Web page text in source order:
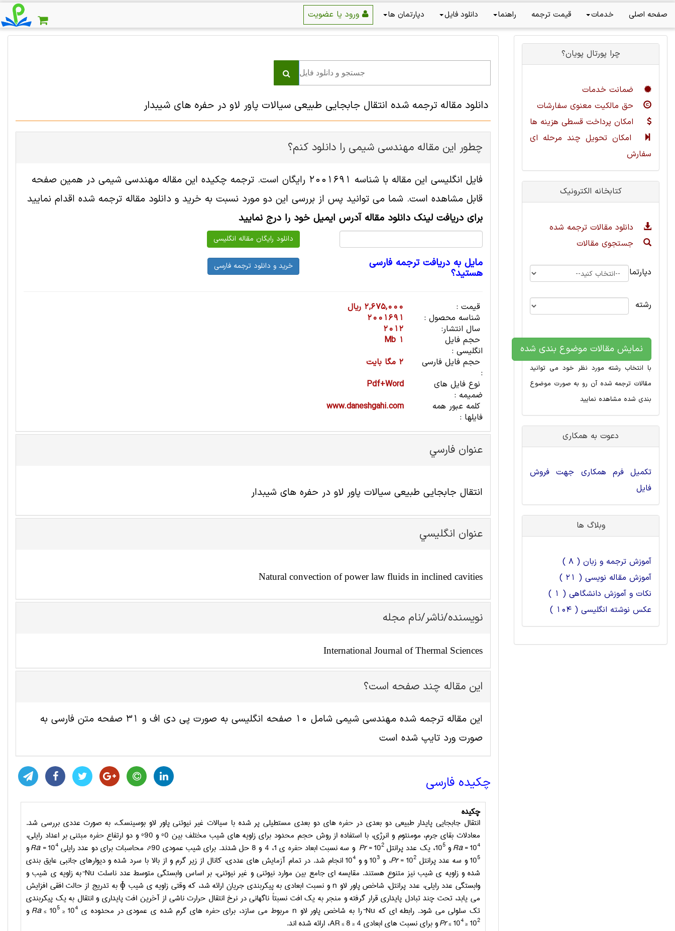
صفحه اصلی خدمات قیمت ترجمه راهنما دانلود فایل دپارتمان ها
دانلود مقاله ترجمه شده انتقال جابجایی طبیعی سیالات پاور لاو در حفره های شیبدار
چطور این مقاله مهندسی شیمی را دانلود کنم؟
فایل انگلیسی این مقاله با شناسه 2001691 رایگان است. ترجمه چکیده این مقاله مهندسی شیمی در همین صفحه
قابل مشاهده است. شما می توانید پس از بررسی این دو مورد نسبت به خرید و دانلود مقاله ترجمه شده اقدام نمایید
برای دریافت لینک دانلود مقاله آدرس ایمیل خود را درج نمایید
مایل به دریافت ترجمه فارسی
هستید؟
قیمت :
2,675,000 ریال
شناسه محصول :
2001691
سال انتشار:
2012
حجم فایل
انگلیسی :
1 Mb
حجم فایل فارسی
:
2 مگا بایت
نوع فایل های
ضمیمه :
Pdf+Word
کلمه عبور همه
فایلها :
www.daneshgahi.com
عنوان فارسي
انتقال جابجایی طبیعی سیالات پاور لاو در حفره های شیبدار
عنوان انگليسي
Natural convection of power law fluids in inclined cavities
نویسنده/ناشر/نام مجله
International Journal of Thermal Sciences
این مقاله چند صفحه است؟
این مقاله ترجمه شده مهندسی شیمی شامل 10 صفحه انگلیسی به صورت پی دی اف و 31 صفحه متن فارسی به
صورت ورد تایپ شده است
چکیده فارسی
چکیده
انتقال جابجایی پایدار طبیعی دو بعدی در حفرههای دو بعدی مستطیلی پر شده با سیالات غیر نیوتنی پاور لاو بوسینسک، به صورت عددی بررسی شد.
معادلات بقای جرم، مومنتوم و انرژی، با استفاده از روش حجم محدود برای زاویه های شیب مختلف بین 0° و 90° و دو ارتفاع حفرهمبتنی بر اعداد رایلی،
Ra= 104 و 105 ، یک عدد پرانتل Pr= 102 و سه نسبت ابعادحفره ی 1، 4 و 8 حل شدند. برای شیب عمودی 90° ، محاسبات برای دو عدد رایلی Ra= 104
و
105 و سه عدد پرانتل Pr= 102 ، و 103 و و 104
انجام شد. در تمام آزمایش های عددی، کانال از زیر گرم و از بالا با سرد شده و دیوارهای جانبی عایق بندی
شده و زاویه ی شیب نیز متنوع هستند. مقایسه ای جامع بین موارد نیوتنی و غیر نیوتنی، بر اساس وابستگی متوسط عدد ناسلت Nu¯ به زاویه ی شیب و
وابستگی عدد رایلی، عدد پرانتل، شاخص پاور لاو n و نسبت ابعادی به پیکربندی جریان ارائه شد، که وقتی زاویه ی شیب ɸ به تدریج از حالت افقی افزایش
می یابد، تحت چند تبادل پایداری قرار گرفته و منجر به یک افت نسبتاً ناگهانی در نرخ انتقال حرارت ناشی از آخرین افت پایداری و انتقال به یک پیکربندی
تک سلولی می شود. رابطه ای که Nu¯ را به شاخص پاور لاو n مربوط می سازد، برایحفره های گرم شده ی عمودی در محدوده ی 104
≤
Ra≤ 105
و
102
≤
Pr≤ 104 و برای نسبت های ابعادی 4 ≤ AR ≤ 8
، ارائه شده اند.
چرا پورتال پویان؟
ضمانت خدمات
حق مالکیت معنوی سفارشات
امکان پرداخت قسطی هزینه ها
امکان تحویل چند مرحله ای
سفارش
کتابخانه الکترونیک
دانلود مقالات ترجمه شده
جستجوی مقالات
دپارتمان
رشته
نمایش مقالات موضوع بندی شده
با انتخاب رشته مورد نظر خود می توانید
مقالات ترجمه شده آن رو به صورت موضوع
بندی شده مشاهده نمایید
دعوت به همکاری
تکمیل فرم همکاری جهت فروش
فایل
وبلاگ ها
آموزش ترجمه و زبان ( 8 )
آموزش مقاله نویسی ( 21 )
نکات و آموزش دانشگاهی ( 1 )
عکس نوشته انگلیسی ( 104 )